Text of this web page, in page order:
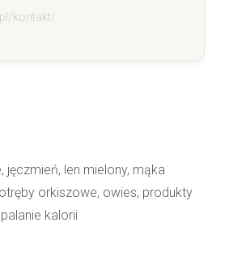
kontakt/
, jęczmień, len mielony, mąka
otręby orkiszowe, owies, produkty
kalorii